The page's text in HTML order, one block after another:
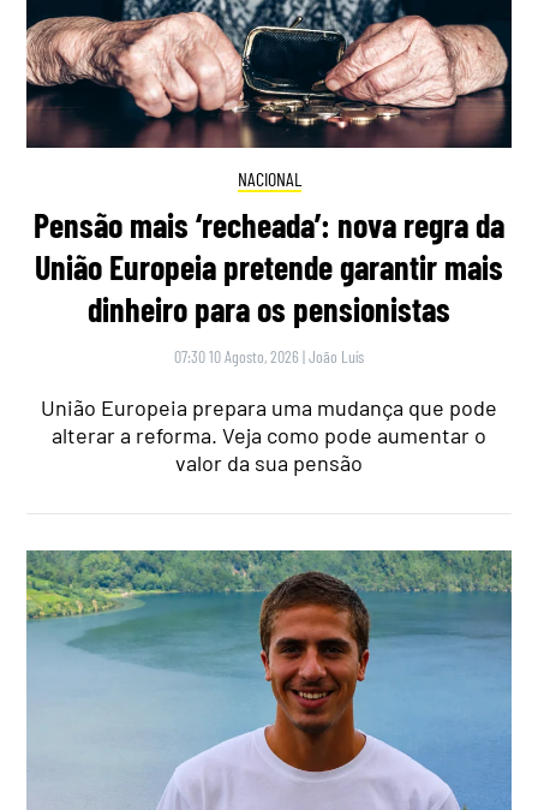
NACIONAL
Pensão mais ‘recheada’: nova regra da
União Europeia pretende garantir mais
dinheiro para os pensionistas
07:30 10 Agosto, 2026 |João Luís
União Europeia prepara uma mudança que pode
alterar a reforma. Veja como pode aumentar o
valor da sua pensão